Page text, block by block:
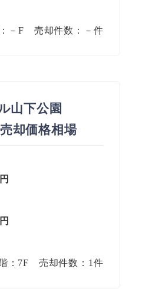
－F 売却件数：－件
山下公園
却価格相場
：7F 売却件数：1件